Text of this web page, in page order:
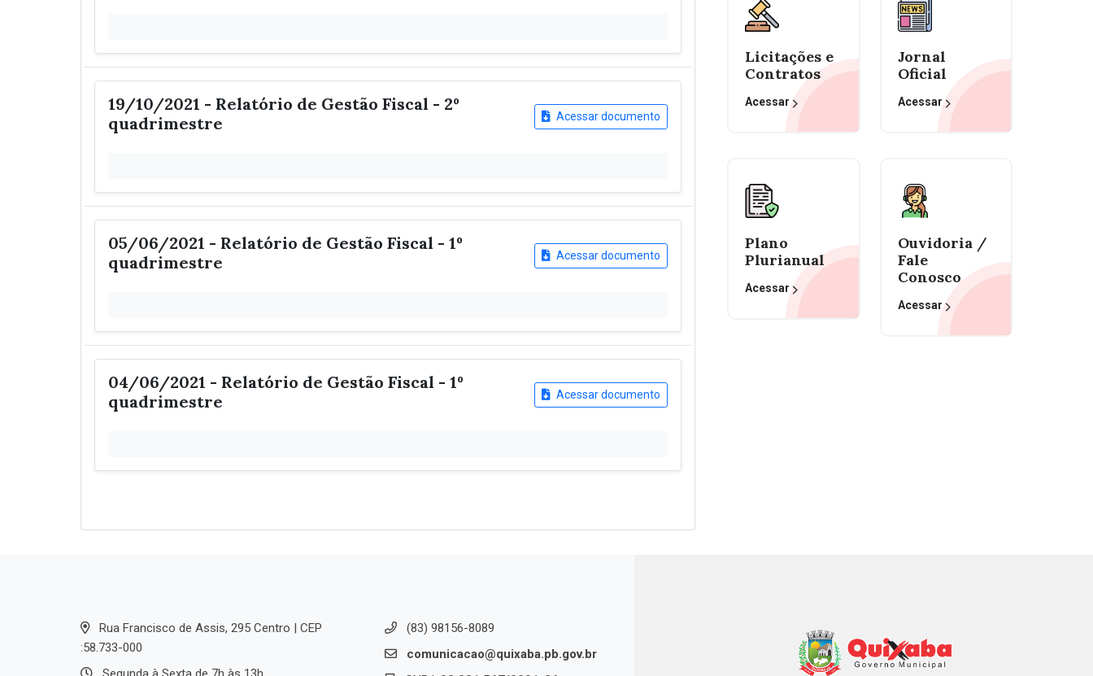
19/10/2021 - Relatório de Gestão Fiscal - 2º
quadrimestre
Acessar documento
05/06/2021 - Relatório de Gestão Fiscal - 1º
quadrimestre
Acessar documento
04/06/2021 - Relatório de Gestão Fiscal - 1º
quadrimestre
Acessar documento
Licitações e
Contratos
Acessar
Jornal
Oficial
Acessar
Plano
Plurianual
Acessar
Ouvidoria /
Fale
Conosco
Acessar
Rua Francisco de Assis, 295 Centro | CEP
:58.733-000
(83) 98156-8089
comunicacao@quixaba.pb.gov.br